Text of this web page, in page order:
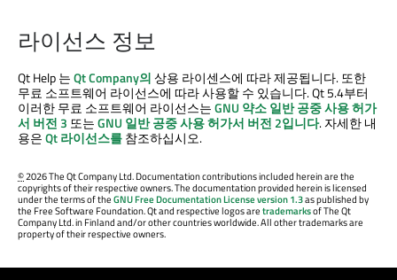
라이선스 정보
Qt Help는Qt Company의상용 라이센스에 따라 제공됩니다. 또한
무료 소프트웨어 라이선스에 따라 사용할 수 있습니다. Qt 5.4부터
이러한 무료 소프트웨어 라이선스는GNU 약소 일반 공중 사용 허가
서 버전 3 또는GNU 일반 공중 사용 허가서 버전 2입니다. 자세한 내
용은Qt 라이선스를참조하십시오.
©2026 The Qt Company Ltd. Documentation contributions included herein are the
copyrights of their respective owners. The documentation provided herein is licensed
under the terms of theGNU Free Documentation License version 1.3as published by
the Free Software Foundation. Qt and respective logos aretrademarksof The Qt
Company Ltd. in Finland and/or other countries worldwide. All other trademarks are
property of their respective owners.